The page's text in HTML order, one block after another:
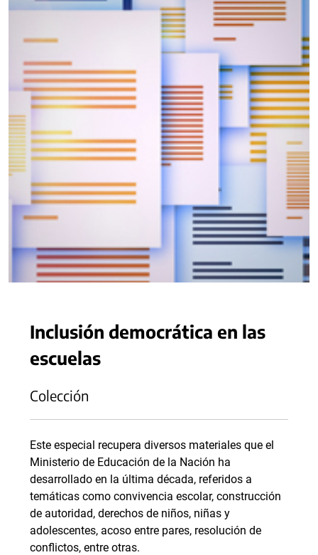
Inclusión democrática en las
escuelas
Colección
Este especial recupera diversos materiales que el
Ministerio de Educación de la Nación ha
desarrollado en la última década, referidos a
temáticas como convivencia escolar, construcción
de autoridad, derechos de niños, niñas y
adolescentes, acoso entre pares, resolución de
conflictos, entre otras.